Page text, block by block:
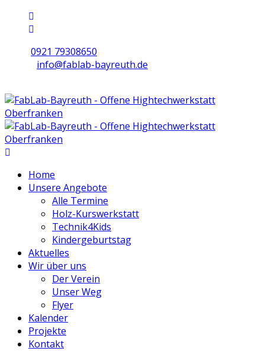
0921 79308650
info@fablab-bayreuth.de
Home
Unsere Angebote
Alle Termine
Holz-Kurswerkstatt
Technik4Kids
Kindergeburtstag
Aktuelles
Wir über uns
Der Verein
Unser Weg
Flyer
Kalender
Projekte
Kontakt